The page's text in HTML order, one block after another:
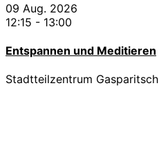
09 Aug. 2026
12:15 - 13:00
Entspannen und Meditieren
Stadtteilzentrum Gasparitsch